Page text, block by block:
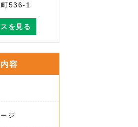
536-1
を見る
容
ジ